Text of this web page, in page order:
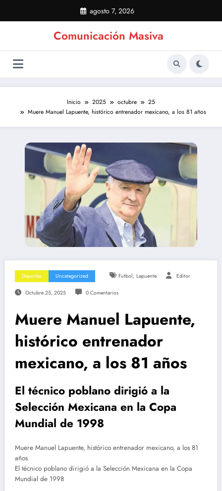
contenido
agosto 7, 2026
Comunicación Masiva
Inicio 2025 octubre
25
Muere Manuel Lapuente, histórico entrenador mexicano, a los 81 años
Deportes Uncategorized Futbol, Lapuente Editor
Octubre 25, 2025 0 Comentarios
Muere Manuel Lapuente,
histórico entrenador
mexicano, a los 81 años
El técnico poblano dirigió a la
Selección Mexicana en la Copa
Mundial de 1998
Muere Manuel Lapuente, histórico entrenador mexicano, a los 81
años
El técnico poblano dirigió a la Selección Mexicana en la Copa
Mundial de 1998